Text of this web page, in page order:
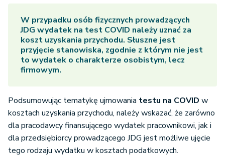
W przypadku osób fizycznych prowadzących
JDG wydatek na test COVID należy uznać za
koszt uzyskania przychodu. Słuszne jest
przyjęcie stanowiska, zgodnie z którym nie jest
to wydatek o charakterze osobistym, lecz
firmowym.
Podsumowując tematykę ujmowania testu na COVID w
kosztach uzyskania przychodu, należy wskazać, że zarówno
dla pracodawcy finansującego wydatek pracownikowi, jak i
dla przedsiębiorcy prowadzącego JDG jest możliwe ujęcie
tego rodzaju wydatku w kosztach podatkowych.